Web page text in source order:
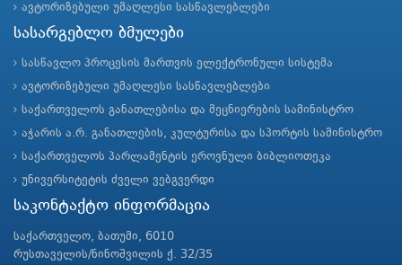
ავტორიზებული უმაღლესი სასწავლებლები
სასარგებლო ბმულები
სასწავლო პროცესის მართვის ელექტრონული სისტემა
ავტორიზებული უმაღლესი სასწავლებლები
საქართველოს განათლებისა და მეცნიერების სამინისტრო
აჭარის ა.რ. განათლების, კულტურისა და სპორტის სამინისტრო
საქართველოს პარლამენტის ეროვნული ბიბლიოთეკა
უნივერსიტეტის ძველი ვებგვერდი
საკონტაქტო ინფორმაცია
საქართველო, ბათუმი, 6010
რუსთაველის/ნინოშვილის ქ. 32/35